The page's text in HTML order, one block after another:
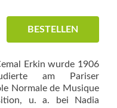
BESTELLEN
Erkin wurde 1906
am Pariser
Normale de Musique
u. a. bei Nadia